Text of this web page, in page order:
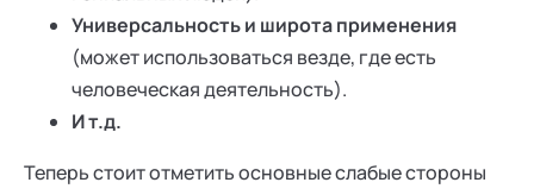
Универсальность и широта применения
(может использоваться везде, где есть
человеческая деятельность).
И т.д.
Теперь стоит отметить основные слабые стороны